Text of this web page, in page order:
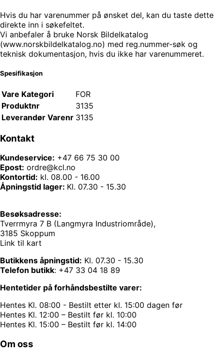
Hvis du har varenummer på ønsket del, kan du taste dette
direkte inn i søkefeltet.
Vi anbefaler å bruke Norsk Bildelkatalog
(www.norskbildelkatalog.no) med reg.nummer-søk og
teknisk dokumentasjon, hvis du ikke har varenummeret.
Spesifikasjon
Vare Kategori
FOR
Produktnr
3135
Leverandør Varenr 3135
Kontakt
Kundeservice: +47 66 75 30 00
Epost: ordre@kcl.no
Kontortid: kl. 08.00 - 16.00
Åpningstid lager: Kl. 07.30 - 15.30
Besøksadresse:
Tverrmyra 7 B (Langmyra Industriområde),
3185 Skoppum
Link til kart
Butikkens åpningstid: Kl. 07.30 - 15.30
Telefon butikk: +47 33 04 18 89
Hentetider på forhåndsbestilte varer:
Hentes Kl. 08:00 - Bestilt etter kl. 15:00 dagen før
Hentes Kl. 12:00 – Bestilt før kl. 10:00
Hentes Kl. 15:00 – Bestilt før kl. 14:00
Om oss